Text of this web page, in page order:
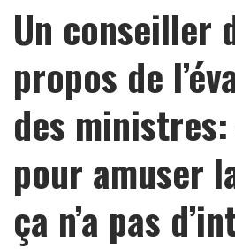
Un conseiller
propos de
des ministres:
pour amuser
ça n’a pas